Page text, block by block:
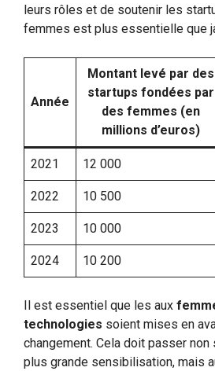
leurs rôles et de soutenir les
femmes est plus essentielle que
Année
Montant levé par des
startups fondées par
des femmes (en
millions d’euros)
2021 12 000
2022 10 500
2023 10 000
2024 10 200
Il est essentiel que les aux
technologies soient mises en
changement. Cela doit passer non
plus grande sensibilisation, mais